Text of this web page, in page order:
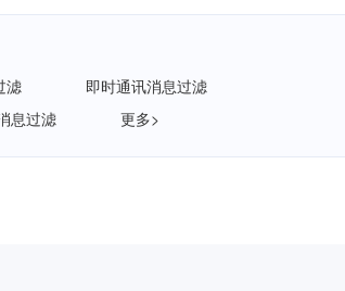
滤
即时通讯消息过滤
息过滤 更多>